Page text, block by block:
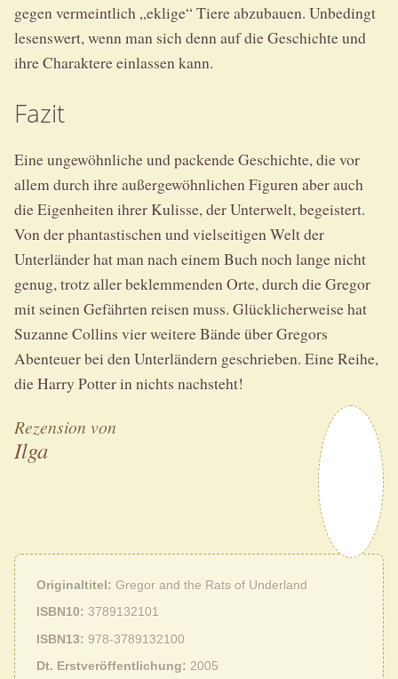
gegen vermeintlich „eklige“ Tiere abzubauen. Unbedingt
lesenswert, wenn man sich denn auf die Geschichte und
ihre Charaktere einlassen kann.
Fazit
Eine ungewöhnliche und packende Geschichte, die vor
allem durch ihre außergewöhnlichen Figuren aber auch
die Eigenheiten ihrer Kulisse, der Unterwelt, begeistert.
Von der phantastischen und vielseitigen Welt der
Unterländer hat man nach einem Buch noch lange nicht
genug, trotz aller beklemmenden Orte, durch die Gregor
mit seinen Gefährten reisen muss. Glücklicherweise hat
Suzanne Collins vier weitere Bände über Gregors
Abenteuer bei den Unterländern geschrieben. Eine Reihe,
die Harry Potter in nichts nachsteht!
Rezension von
Ilga
Originaltitel Gregor and the Rats of Underland
ISBN10
3789132101
ISBN13 978-3789132100
Dt. Erstveröffentlichung
2005